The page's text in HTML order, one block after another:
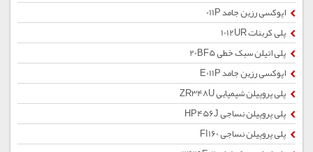
اپوکسی رزین جامد 011P
پلی کربنات 1012UR
پلی اتیلن سبک خطی 20BF5
اپوکسی رزین جامد E011P
پلی پروپیلن شیمیایی ZR348U
پلی پروپیلن نساجی HP456J
پلی پروپیلن نساجی FI160